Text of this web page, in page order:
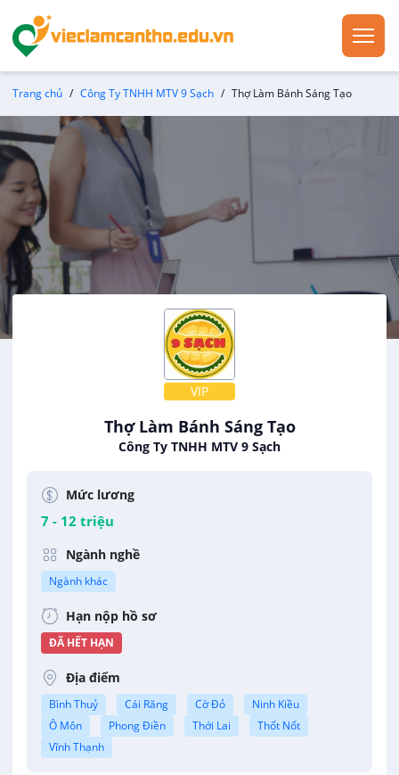
Trang chủ Công Ty TNHH MTV 9 Sạch Thợ Làm Bánh Sáng Tạo
VIP
Thợ Làm Bánh Sáng Tạo
Công Ty TNHH MTV 9 Sạch
Mức lương
7 - 12 triệu
Ngành nghề
Ngành khác
Hạn nộp hồ sơ
ĐÃ HẾT HẠN
Địa điểm
Bình Thuỷ Cái Răng Cờ Đỏ
Ninh Kiều
Ô Môn
Phong Điền Thới Lai
Thốt Nốt
Vĩnh Thạnh